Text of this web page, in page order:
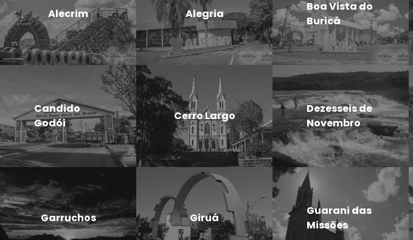
Alecrim Alegria
Boa Vista do
Buricá
Candido
Godói
Cerro Largo
Dezesseis de
Novembro
Garruchos Giruá
Guarani das
Missões